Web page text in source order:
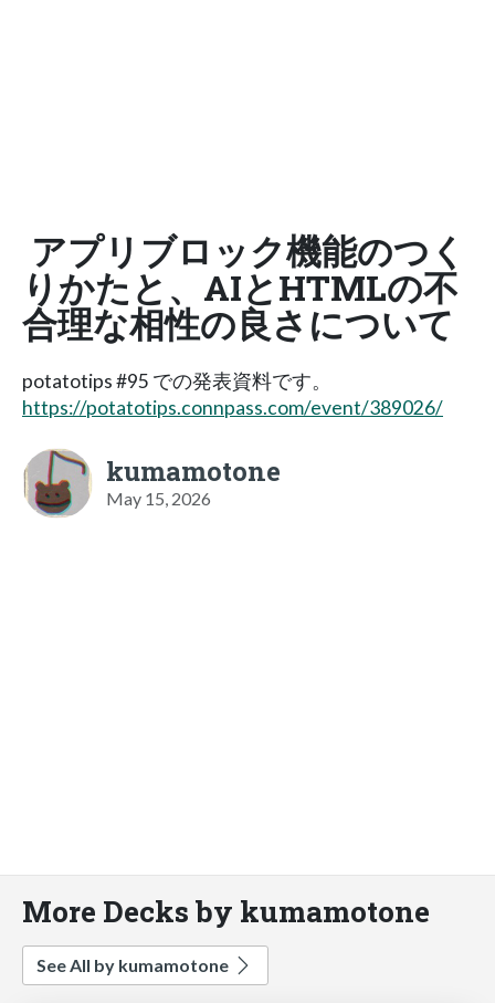
アプリブロック機能のつく
りかたと、AIとHTMLの不
合理な相性の良さについて
potatotips #95 での発表資料です。
https://potatotips.connpass.com/event/389026/
kumamotone
May 15, 2026
More Decks by kumamotone
See All by kumamotone